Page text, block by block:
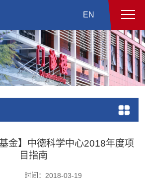
EN
金】中德科学中心2018年度项
目指南
时间：2018-03-19